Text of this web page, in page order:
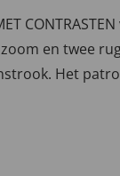
en twee
Het